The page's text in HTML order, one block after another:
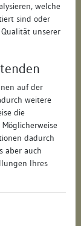
welche
sind oder
unserer
auf der
weitere
die
dadurch
aber auch
Ihres
(Landkreis)